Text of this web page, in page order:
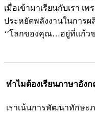
เมื่อเข้ามาเรียนกับเรา เ
ประหยัดพลังงานในการผ
‘’โลกของคุณ…อยู่ที่แก้ว
ทำไมต้องเรียนภาษาอัง
เราเน้นการพัฒนาทักษะ